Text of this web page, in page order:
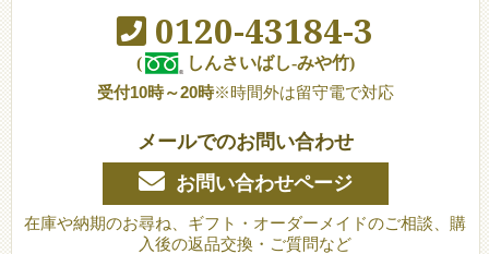
0120-43184-3
(
しんさいばし-みや竹)
受付10時～20時※時間外は留守電で対応
メールでのお問い合わせ
お問い合わせページ
在庫や納期のお尋ね、ギフト・オーダーメイドのご相談、購
入後の返品交換・ご質問など